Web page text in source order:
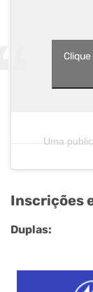
Inscrições
Duplas: